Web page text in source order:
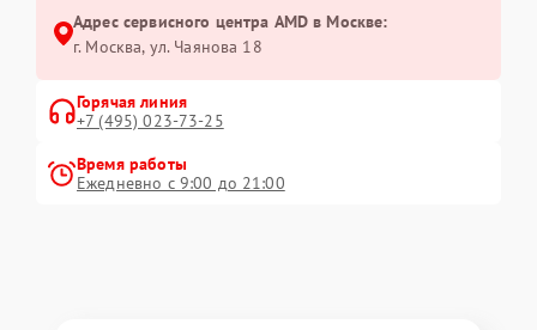
Адрес сервисного центра AMD в Москве:
г. Москва, ул. Чаянова 18
Горячая линия
+7 (495) 023-73-25
Время работы
Ежедневно с 9:00 до 21:00